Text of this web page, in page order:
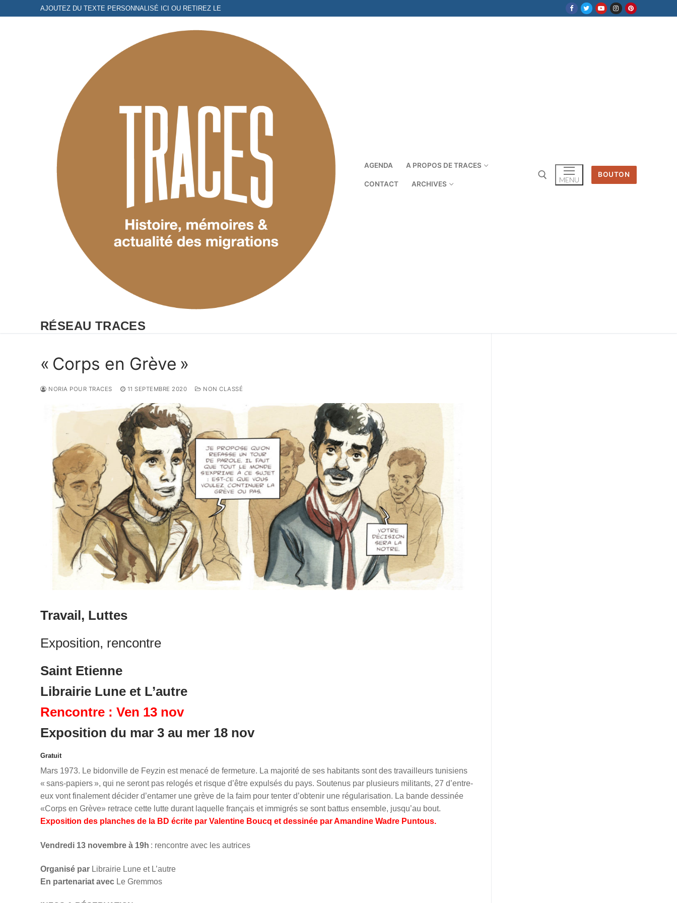
au
AJOUTEZ DU TEXTE PERSONNALISÉ ICI OU RETIREZ LE
RÉSEAU TRACES
AGENDA A PROPOS DE TRACES
CONTACT ARCHIVES MENU
BOUTON
« Corps en Grève »
NORIA POUR TRACES 11 SEPTEMBRE 2020 NON CLASSÉ
Travail, Luttes
Exposition, rencontre
Saint Etienne
Librairie Lune et L’autre
Rencontre : Ven 13 nov
Exposition du mar 3 au mer 18 nov
Gratuit
Mars 1973. Le bidonville de Feyzin est menacé de fermeture. La majorité de ses habitants sont des travailleurs tunisiens
« sans-papiers », qui ne seront pas relogés et risque d’être expulsés du pays. Soutenus par plusieurs militants, 27 d’entre-
eux vont finalement décider d’entamer une grève de la faim pour tenter d’obtenir une régularisation. La bande dessinée
«Corps en Grève» retrace cette lutte durant laquelle français et immigrés se sont battus ensemble, jusqu’au bout.
Exposition des planches de la BD écrite par Valentine Boucq et dessinée par Amandine Wadre Puntous.
Vendredi 13 novembre à 19h : rencontre avec les autrices
Organisé par Librairie Lune et L’autre
En partenariat avec Le Gremmos